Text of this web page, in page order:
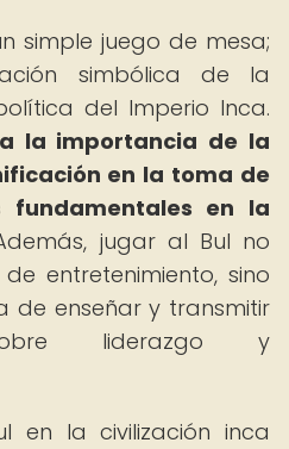
simple juego de mesa;
simbólica de la
del Imperio Inca.
la importancia de la
en la toma de
fundamentales en la
jugar al Bul no
entretenimiento, sino
de enseñar y transmitir
liderazgo y
en la civilización inca